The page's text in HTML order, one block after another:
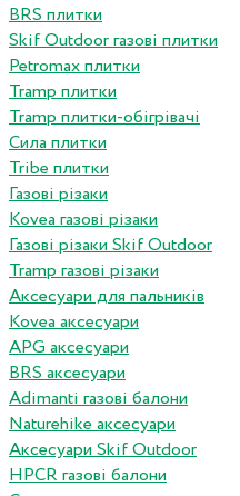
BRS плитки
Skif Outdoor газові плитки
Petromax плитки
Tramp плитки
Tramp плитки-обігрівачі
Сила плитки
Tribe плитки
Газові різаки
Kovea газові різаки
Газові різаки Skif Outdoor
Tramp газові різаки
Аксесуари для пальників
Kovea аксесуари
APG аксесуари
BRS аксесуари
Adimanti газові балони
Naturehike аксесуари
Аксесуари Skif Outdoor
HPCR газові балони